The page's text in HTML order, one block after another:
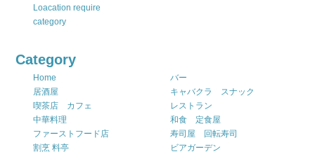
Loacation require
category
Category
Home
バー
居酒屋
キャバクラ スナック
喫茶店 カフェ
レストラン
中華料理
和食 定食屋
ファーストフード店
寿司屋 回転寿司
割烹 料亭
ビアガーデン